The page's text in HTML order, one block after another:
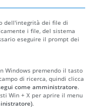
dell'integrità dei file di
i file, del sistema
eseguire il prompt dei
Windows premendo il tasto
di ricerca, quindi clicca
come amministratore.
Win + X per aprire il menu
.